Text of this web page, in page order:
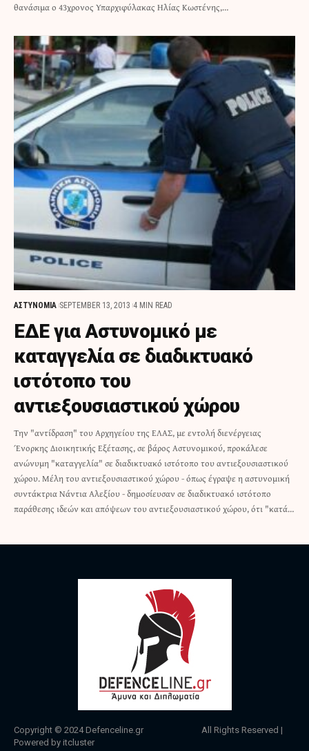
θανάσιμα ο 43χρονος Υπαρχιφύλακας Ηλίας Κωστένης,…
ΑΣΤΥΝΟΜΙΑ SEPTEMBER 13, 2013 4 MIN READ
ΕΔΕ για Αστυνομικό με
καταγγελία σε διαδικτυακό
ιστότοπο του
αντιεξουσιαστικού χώρου
Την "αντίδραση" του Αρχηγείου της ΕΛΑΣ, με εντολή διενέργειας
Ένορκης Διοικητικής Εξέτασης, σε βάρος Αστυνομικού, προκάλεσε
ανώνυμη "καταγγελία" σε διαδικτυακό ιστότοπο του αντιεξουσιαστικού
χώρου. Μέλη του αντιεξουσιαστικού χώρου - όπως έγραψε η αστυνομική
συντάκτρια Νάντια Αλεξίου - δημοσίευσαν σε διαδικτυακό ιστότοπο
παράθεσης ιδεών και απόψεων του αντιεξουσιαστικού χώρου, ότι "κατά…
Copyright © 2024 Defenceline.gr All Rights Reserved |
Powered by itcluster